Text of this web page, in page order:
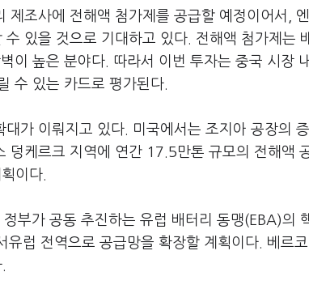
제조사에 전해액 첨가제를 공급할 예정이어서,
수 있을 것으로 기대하고 있다. 전해액 첨가제는
이 높은 분야다. 따라서 이번 투자는 중국 시장
수 있는 카드로 평가된다.
대가 이뤄지고 있다. 미국에서는 조지아 공장의
덩케르크 지역에 연간 17.5만톤 규모의 전해액
이다.
부가 공동 추진하는 유럽 배터리 동맹(EBA)의
유럽 전역으로 공급망을 확장할 계획이다. 베르